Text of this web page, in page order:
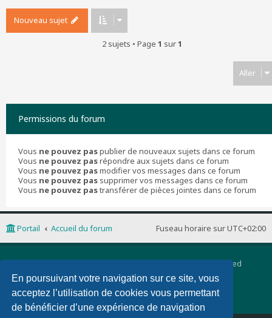
En poursuivant votre navigation sur ce site, vous
acceptez l’utilisation de cookies vous permettant
de bénéficier d’une expérience de navigation
Nouveau sujet
2 sujets • Page 1 sur1
Aller
Permissions du forum
Vous ne pouvez paspublier de nouveaux sujets dans ce forum
Vous ne pouvez pasrépondre aux sujets dans ce forum
Vous ne pouvez pasmodifier vos messages dans ce forum
Vous ne pouvez pas supprimer vos messages dans ce forum
Vous ne pouvez pastransférer de pièces jointes dans ce forum
Fuseau horaire surUTC+02:00
Portail Accueil du forum
Développé parphpBB® Forum Software © phpBB Limited
Traduction française officielle©Qiaeru
phpBB 3 Quarto theme by PixelGoose Studio
Confidentialité|Conditions